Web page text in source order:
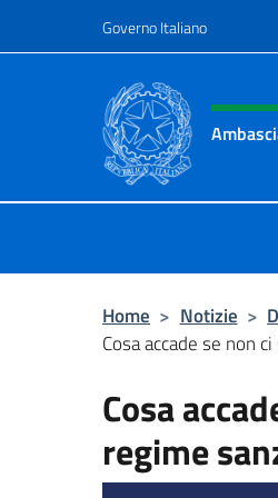
Governo Italiano
Intestazione
Home > Notizie >
Cosa accade se non
Cosa
regime